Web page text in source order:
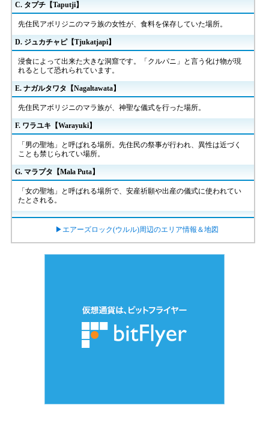
C. タプチ【Taputji】
先住民アボリジニのマラ族の女性が、食料を保存していた場所。
D. ジュカチャピ【Tjukatjapi】
浸食によって出来た大きな洞窟です。「クルパニ」と言う化け物が現
れるとして恐れられています。
E. ナガルタワタ【Nagaltawata】
先住民アボリジニのマラ族が、神聖な儀式を行った場所。
F. ワラユキ【Warayuki】
「男の聖地」と呼ばれる場所。先住民の祭事が行われ、異性は近づく
ことも禁じられてい場所。
G. マラプタ【Mala Puta】
「女の聖地」と呼ばれる場所で、安産祈願や出産の儀式に使われてい
たとされる。
▶エアーズロック(ウルル)周辺のエリア情報＆地図